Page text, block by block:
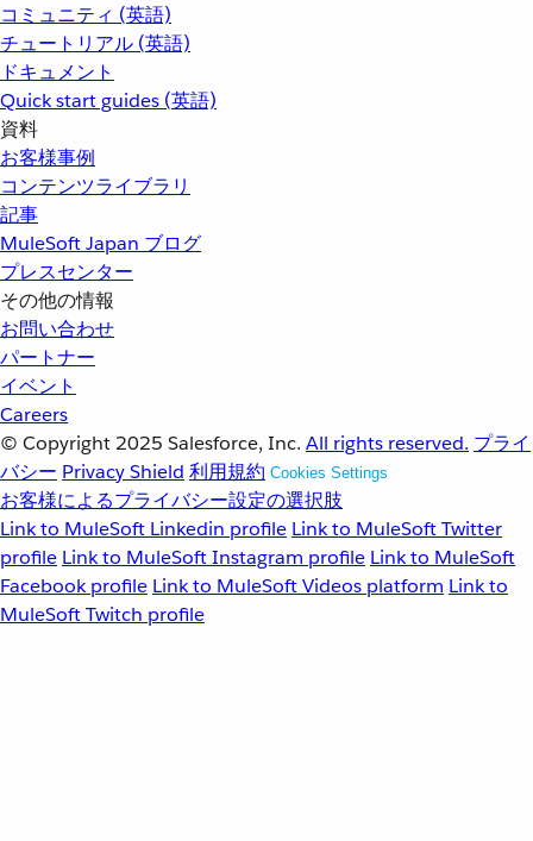
コミュニティ (英語)
チュートリアル (英語)
ドキュメント
Quick start guides (英語)
資料
お客様事例
コンテンツライブラリ
記事
MuleSoft Japan ブログ
プレスセンター
その他の情報
お問い合わせ
パートナー
イベント
Careers
© Copyright 2025 Salesforce, Inc. All rights reserved. プライ
バシー Privacy Shield 利用規約 Cookies Settings
お客様によるプライバシー設定の選択肢
Link to MuleSoft Linkedin profile Link to MuleSoft Twitter
profile Link to MuleSoft Instagram profile Link to MuleSoft
Facebook profile Link to MuleSoft Videos platform Link to
MuleSoft Twitch profile